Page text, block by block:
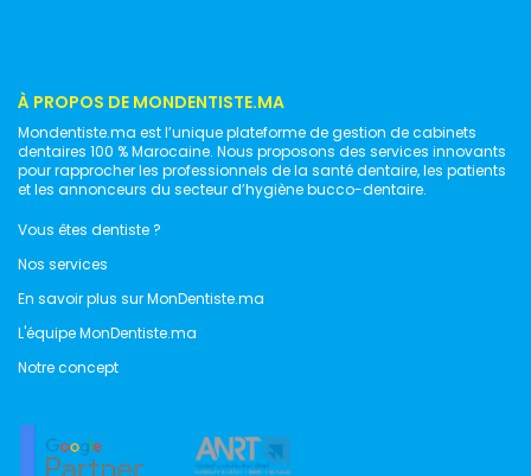
À PROPOS DE MONDENTISTE.MA
Mondentiste.ma est l’unique plateforme de gestion de cabinets
dentaires 100 % Marocaine. Nous proposons des services innovants
pour rapprocher les professionnels de la santé dentaire, les patients
et les annonceurs du secteur d’hygiène bucco-dentaire.
Vous êtes dentiste ?
Nos services
En savoir plus sur MonDentiste.ma
L'équipe MonDentiste.ma
Notre concept